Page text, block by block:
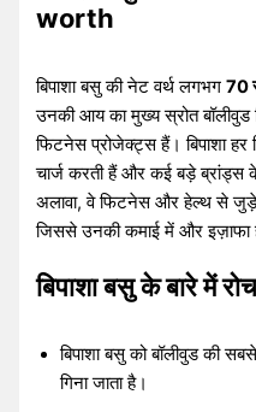
worth
बिपाशा बसु की नेट वर्थ लगभग70
उनकी आय का मुख्य स्रोत
फिटनेस प्रोजेक्ट्स हैं। बिपाशा
चार्ज करती हैं और कई बड़े ब्रांड्स के
अलावा, वे फिटनेस और हेल्थ से
जिससे उनकी कमाई में और इज़ाफा
बिपाशा बसु के बारे में
बिपाशा बसु को बॉलीवुड की
गिना जाता है।